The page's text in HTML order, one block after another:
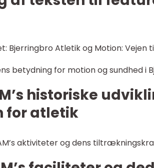
Bjerringbro Atletik og Motion: Vejen
betydning for motion og sundhed i
historiske
for atletik
aktiviteter og dens